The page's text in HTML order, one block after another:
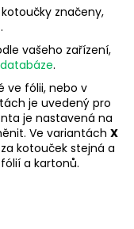
značeny,
.
vašeho zařízení,
databáze.
ve fólii, nebo v
je uvedený pro
je nastavená na
Ve variantách X
kotouček stejná a
a kartonů.